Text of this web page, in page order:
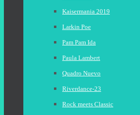
Kaisermania 2019
Larkin Poe
Pam Pam Ida
Paula Lambert
Quadro Nuevo
Riverdance-23
Rock meets Classic